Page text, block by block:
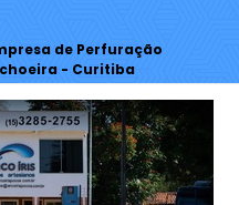
de Perfuração
- Curitiba